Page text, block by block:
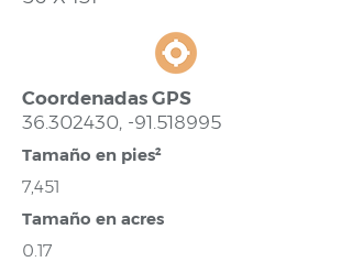
Coordenadas GPS
36.302430, -91.518995
Tamaño en pies²
7,451
Tamaño en acres
0.17